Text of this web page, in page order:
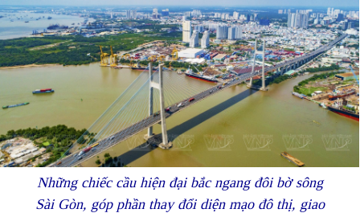
Những chiếc cầu hiện đại bắc ngang đôi bờ sông
Sài Gòn, góp phần thay đổi diện mạo đô thị, giao